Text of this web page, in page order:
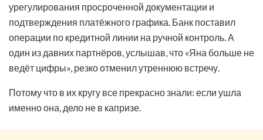
урегулирования просроченной документации и
подтверждения платёжного графика. Банк поставил
операции по кредитной линии на ручной контроль. А
один из давних партнёров, услышав, что «Яна больше не
ведёт цифры», резко отменил утреннюю встречу.
Потому что в их кругу все прекрасно знали: если ушла
именно она, дело не в капризе.